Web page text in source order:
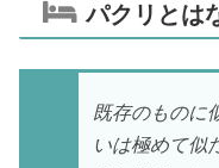
パクリとは
既存のものに
いは極めて似